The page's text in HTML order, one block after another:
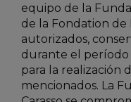
equipo de la
de la Fondation de
autorizados,
durante el período
para la realización
mencionados. La